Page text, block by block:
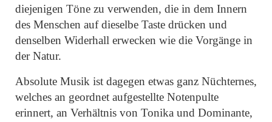
diejenigen Töne zu verwenden, die in dem Innern
des Menschen auf dieselbe Taste drücken und
denselben Widerhall erwecken wie die Vorgänge in
der Natur.
Absolute Musik ist dagegen etwas ganz Nüchternes,
welches an geordnet aufgestellte Notenpulte
erinnert, an Verhältnis von Tonika und Dominante,